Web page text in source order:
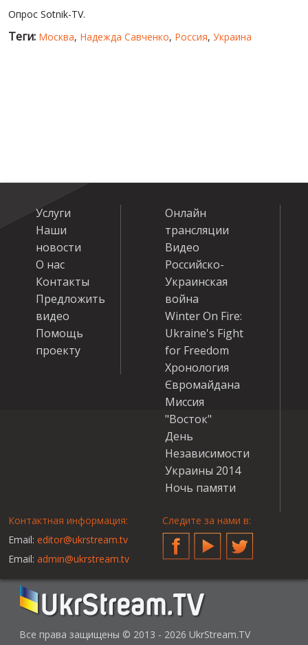
Опрос Sotnik-TV.
Теги: Москва, Надежда Савченко, Россия, Украина
Услуги
Наши
новости
О нас
Контакты
Предложить
видео
Помощь
проекту
Онлайн
трансляции
Видео
Российско-
Украинская
война
Winter On Fire:
Ukraine's Fight
for Freedom
Хронология
Євромайдана
Миссия
"Восток"
День
Независимости
Украины 2014
Ночь памяти
Контактная информация:
Email: editor@ukrstream.tv
Email: admin@ukrstream.tv
Следите за нами в:
FacebookYouTubeTwitter
Все права защищены © 2013 - 2026 UkrStream.TV